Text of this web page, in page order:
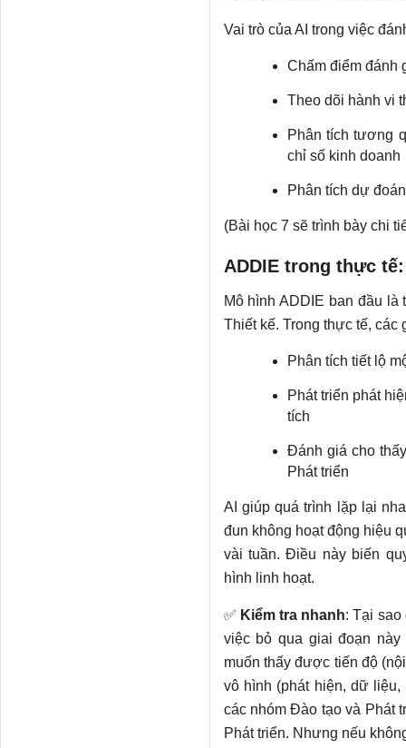
Vai trò của AI trong việc
Chấm điểm đánh
Theo dõi hành vi
Phân tích tương
chỉ số kinh doanh
Phân tích dự
(Bài học 7 sẽ trình bày chi
ADDIE trong thực
Mô hình ADDIE ban đầu
Thiết kế. Trong thực tế, các
Phân tích tiết lộ
Phát triển phát
tích
Đánh giá cho
Phát triển
AI giúp quá trình lặp lại
đun không hoạt động hiệu
vài tuần. Điều này biến
hình linh hoạt.
✅ Kiểm tra nhanh: Tại
việc bỏ qua giai đoạn
muốn thấy được tiến độ
vô hình (phát hiện, dữ
các nhóm Đào tạo và Phát
Phát triển. Nhưng nếu